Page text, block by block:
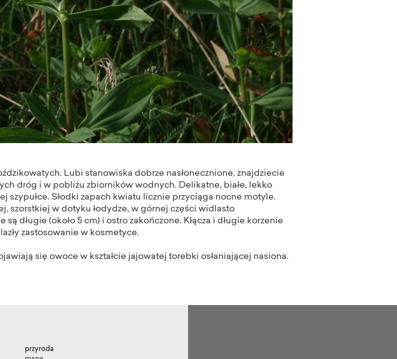
Lubi stanowiska dobrze nasłonecznione, znajdziecie
dróg i w pobliżu zbiorników wodnych. Delikatne, białe, lekko
szypułce. Słodki zapach kwiatu licznie przyciąga nocne motyle.
szorstkiej w dotyku łodydze, w górnej części widlasto
długie (około 5 cm) i ostro zakończone. Kłącza i długie korzenie
zastosowanie w kosmetyce.
się owoce w kształcie jajowatej torebki osłaniającej nasiona.
przyroda